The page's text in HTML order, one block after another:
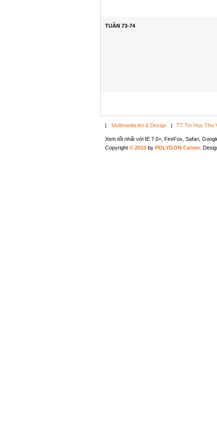
TUẦN 73-74
| Multimedia Art & Design | TT Tin Học Thư
Xem tốt nhất với IE 7.0+, FireFox, Safari,
Copyright © 2010 by POLYGON Center .